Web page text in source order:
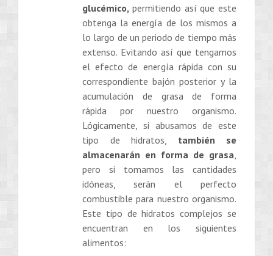
glucémico, permitiendo así que este
obtenga la energía de los mismos a
lo largo de un periodo de tiempo más
extenso. Evitando así que tengamos
el efecto de energía rápida con su
correspondiente bajón posterior y la
acumulación de grasa de forma
rápida por nuestro organismo.
Lógicamente, si abusamos de este
tipo de hidratos, también se
almacenarán en forma de grasa
pero si tomamos las cantidades
idóneas, serán el perfecto
combustible para nuestro organismo.
Este tipo de hidratos complejos se
encuentran en los siguientes
alimentos: